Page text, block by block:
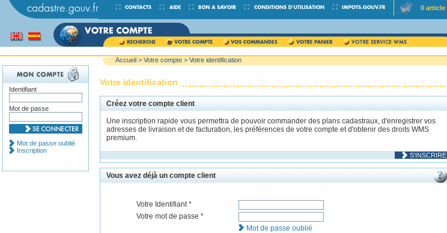
Accueil > Votre compte > Votre identification
Votre identification
Créez votre compte client
Une inscription rapide vous permettra de pouvoir commander des plans cadastraux, d'enregistrer vos
adresses de livraison et de facturation, les préférences de votre compte et d'obtenir des droits WMS
premium.
S'INSCRIRE
Vous avez déjà un compte client
Votre Identifiant *
Votre mot de passe *
Mot de passe oublié
0 article
Identifiant
Mot de passe
Mot de passe oublié
Inscription